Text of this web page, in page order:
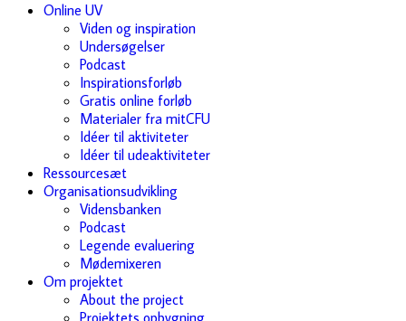
Online UV
Viden og inspiration
Undersøgelser
Podcast
Inspirationsforløb
Gratis online forløb
Materialer fra mitCFU
Idéer til aktiviteter
Idéer til udeaktiviteter
Ressourcesæt
Organisationsudvikling
Vidensbanken
Podcast
Legende evaluering
Mødemixeren
Om projektet
About the project
Projektets opbygning